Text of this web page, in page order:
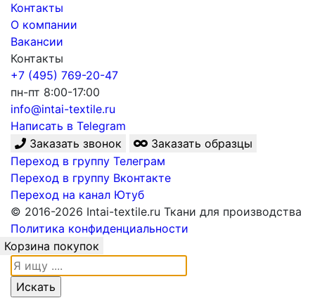
Контакты
О компании
Вакансии
Контакты
+7 (495) 769-20-47
пн-пт 8:00-17:00
info@intai-textile.ru
Написать в Telegram
Заказать звонок
Заказать образцы
Переход в группу Телеграм
Переход в группу Вконтакте
Переход на канал Ютуб
© 2016-2026 Intai-textile.ru Ткани для производства
Политика конфиденциальности
Корзина покупок